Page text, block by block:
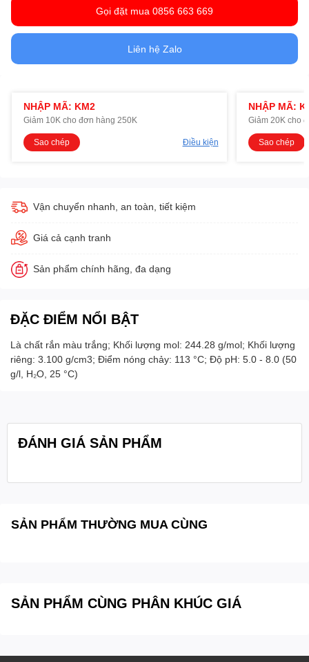
Gọi đặt mua 0856 663 669
Liên hệ Zalo
NHẬP MÃ: KM2
Giảm 10K cho đơn hàng 250K
Sao chép Điều kiện
NHẬP MÃ:
Giảm 20K cho
Sao chép
Vận chuyển nhanh, an toàn, tiết kiệm
Giá cả cạnh tranh
Sản phẩm chính hãng, đa dạng
ĐẶC ĐIỂM NỔI BẬT
Là chất rắn màu trắng; Khối lượng mol: 244.28 g/mol; Khối lượng
riêng: 3.100 g/cm3; Điểm nóng chảy: 113 °C; Độ pH: 5.0 - 8.0 (50
g/l, H₂O, 25 °C)
ĐÁNH GIÁ SẢN PHẨM
SẢN PHẨM THƯỜNG MUA CÙNG
SẢN PHẨM CÙNG PHÂN KHÚC GIÁ